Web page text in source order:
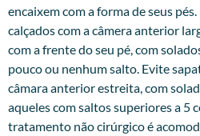
encaixem com a forma de seus
calçados com a câmera anterior
com a frente do seu pé, com
pouco ou nenhum salto. Evite
câmara anterior estreita, com
aqueles com saltos superiores a 5
tratamento não cirúrgico é